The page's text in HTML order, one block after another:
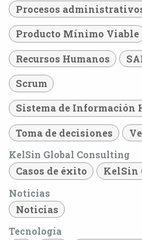
Procesos
Producto Mínimo Viable
Recursos Humanos
Scrum
Sistema de Información
Toma de decisiones
KelSin Global Consulting
Casos de éxito
KelSin
Noticias
Noticias
Tecnología